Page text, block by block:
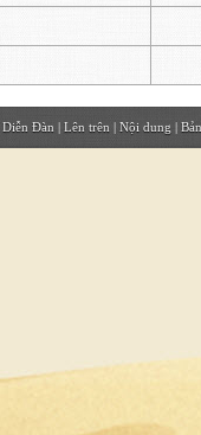
Diễn Đàn | Lên trên | Nội dung |